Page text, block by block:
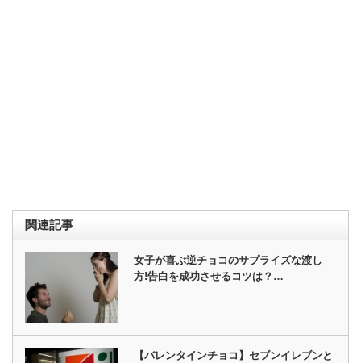
関連記事
女子が喜ぶ逆チョコのサプライズな渡し
方!告白を成功させるコツは？…
【バレンタインチョコ】セブンイレブンと